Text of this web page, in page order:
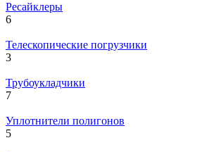
Ресайклеры
6
Телескопические погрузчики
3
Трубоукладчики
7
Уплотнители полигонов
5